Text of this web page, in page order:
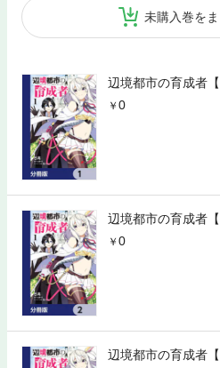
未購入巻を
辺境都市の育成者
0
辺境都市の育成者
0
辺境都市の育成者